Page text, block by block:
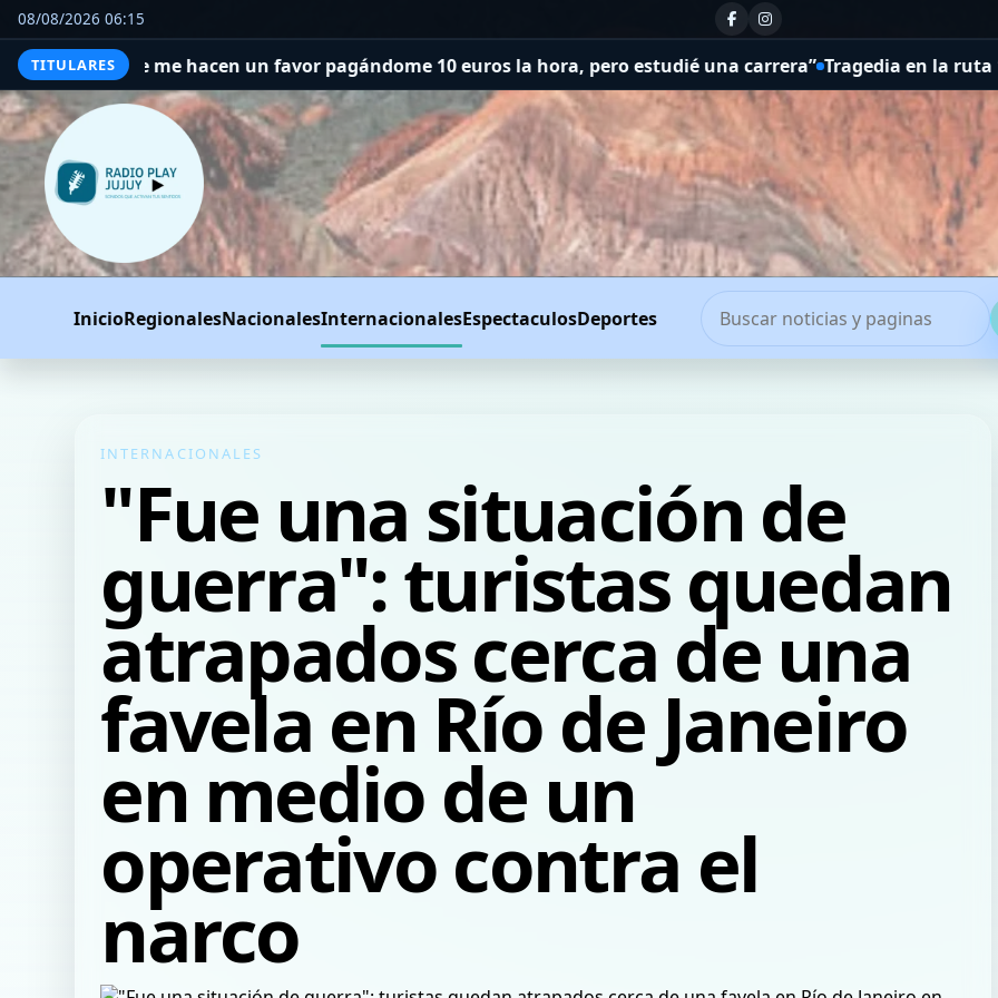
08/08/2026 06:15
TITULARES
pagándome 10 euros la hora, pero estudié una carrera” Tragedia en la ruta 19: muere una joven
InicioRegionalesNacionalesInternacionalesEspectaculosDeportes
INTERNACIONALES
"Fue una situación de
guerra": turistas quedan
atrapados cerca de una
favela en Río de Janeiro
en medio de un
operativo contra el
narco